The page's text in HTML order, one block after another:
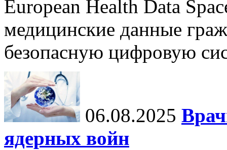
European Health Data
медицинские данные
безопасную цифровую
06.08.2025
ядерных войн